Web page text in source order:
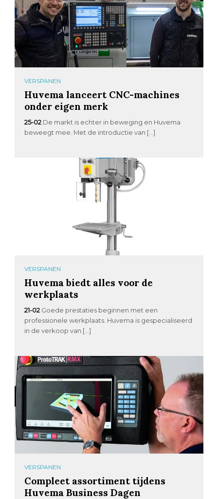
VERSPANEN
Huvema lanceert CNC-machines
onder eigen merk
25-02 De markt is echter in beweging en Huvema
beweegt mee. Met de introductie van […]
VERSPANEN
Huvema biedt alles voor de
werkplaats
21-02 Goede prestaties beginnen met een
professionele werkplaats. Huvema is gespecialiseerd
in de verkoop van […]
VERSPANEN
Compleet assortiment tijdens
Huvema Business Dagen